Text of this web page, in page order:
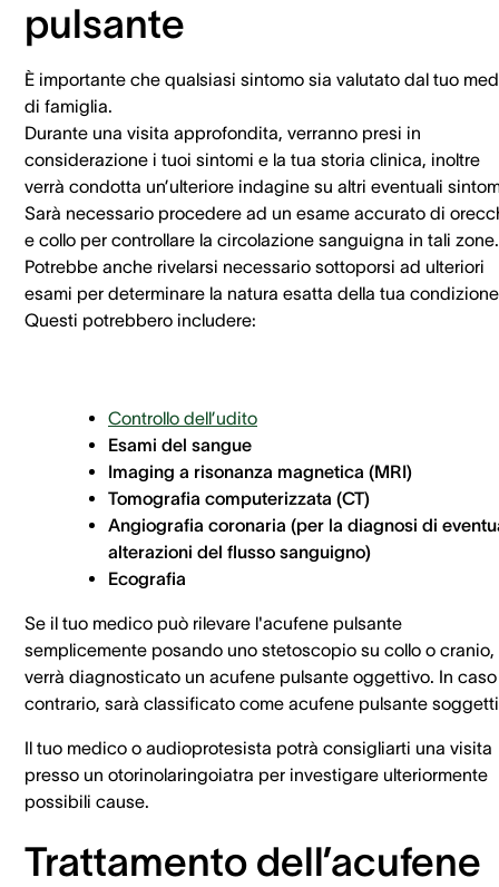
pulsante
È importante che qualsiasi sintomo sia valutato dal tuo
di famiglia.
Durante una visita approfondita, verranno presi in
considerazione i tuoi sintomi e la tua storia clinica, inoltre
verrà condotta un’ulteriore indagine su altri eventuali
Sarà necessario procedere ad un esame accurato di
e collo per controllare la circolazione sanguigna in tali zone.
Potrebbe anche rivelarsi necessario sottoporsi ad ulteriori
esami per determinare la natura esatta della tua
Questi potrebbero includere:
Controllo dell’udito
Esami del sangue
Imaging a risonanza magnetica (MRI)
Tomografia computerizzata (CT)
Angiografia coronaria (per la diagnosi di
alterazioni del flusso sanguigno)
Ecografia
Se il tuo medico può rilevare l'acufene pulsante
semplicemente posando uno stetoscopio su collo o cranio,
verrà diagnosticato un acufene pulsante oggettivo. In caso
contrario, sarà classificato come acufene pulsante
Il tuo medico o audioprotesista potrà consigliarti una visita
presso un otorinolaringoiatra per investigare ulteriormente
possibili cause.
Trattamento dell’acufene